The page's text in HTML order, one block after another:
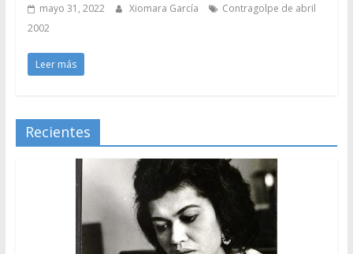
mayo 31, 2022 Xiomara García
Contragolpe de abril
2002
Leer más
Recientes